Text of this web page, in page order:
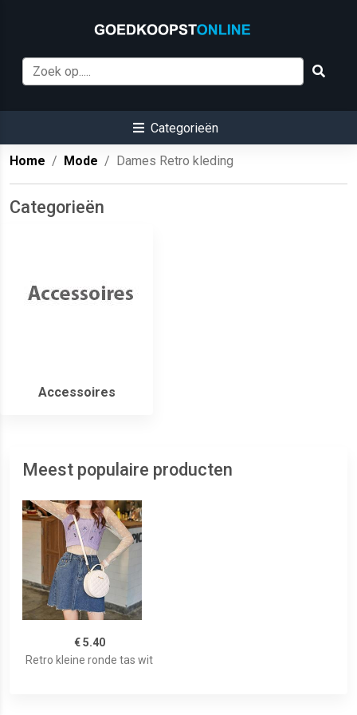
Categorieën
Home Mode Dames Retro kleding
Categorieën
Accessoires
Meest populaire producten
€ 5.40
Retro kleine ronde tas wit